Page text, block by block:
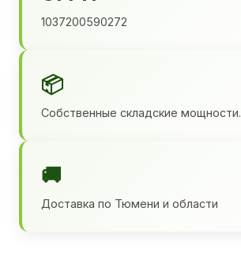
1037200590272
📦
Собственные складские мощности.
🚚
Доставка по Тюмени и области